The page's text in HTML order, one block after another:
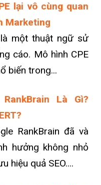
lại vô cùng quan
Marketing
một thuật ngữ sử
cáo. Mô hình CPE
biến trong...
Là Gì?
RankBrain đã và
hưởng không nhỏ
hiệu quả SEO....